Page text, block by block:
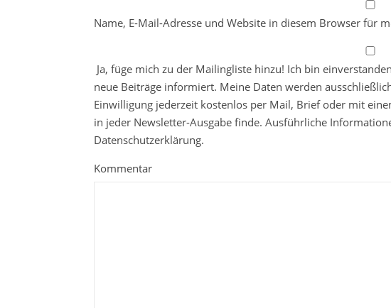
Name, E-Mail-Adresse und Website in diesem Browser für
Ja, füge mich zu der Mailingliste hinzu! Ich bin
neue Beiträge informiert. Meine Daten werden
Einwilligung jederzeit kostenlos per Mail, Brief oder mit
in jeder Newsletter-Ausgabe finde. Ausführliche
Datenschutzerklärung.
Kommentar